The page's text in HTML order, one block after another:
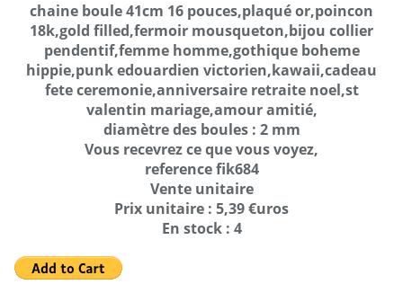
chaine boule 41cm 16 pouces,plaqué or,poincon
18k,gold filled,fermoir mousqueton,bijou collier
pendentif,femme homme,gothique boheme
hippie,punk edouardien victorien,kawaii,cadeau
fete ceremonie,anniversaire retraite noel,st
valentin mariage,amour amitié,
diamètre des boules : 2 mm
Vous recevrez ce que vous voyez,
reference fik684
Vente unitaire
Prix unitaire : 5,39 €uros
En stock : 4